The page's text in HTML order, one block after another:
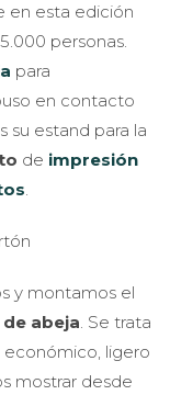
en esta edición
personas.
para
en contacto
su estand para la
de impresión
.
y montamos el
abeja. Se trata
económico, ligero
mostrar desde